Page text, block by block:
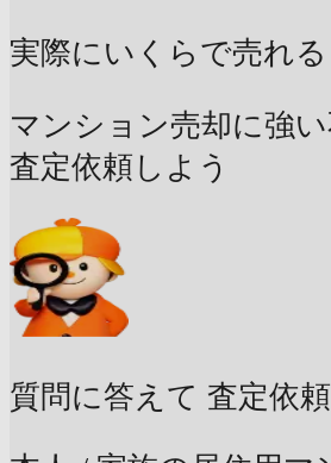
実際にいくらで売れる
マンション売却に強
査定依頼しよう
質問に答えて 査定依